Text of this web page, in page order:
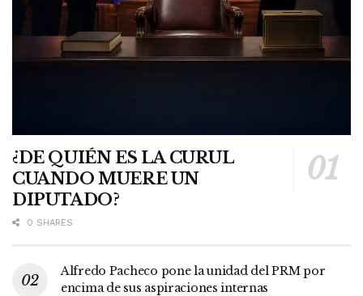
¿DE QUIÉN ES LA CURUL
CUANDO MUERE UN
DIPUTADO?
0 SHARES
Alfredo Pacheco pone la unidad del PRM por
encima de sus aspiraciones internas